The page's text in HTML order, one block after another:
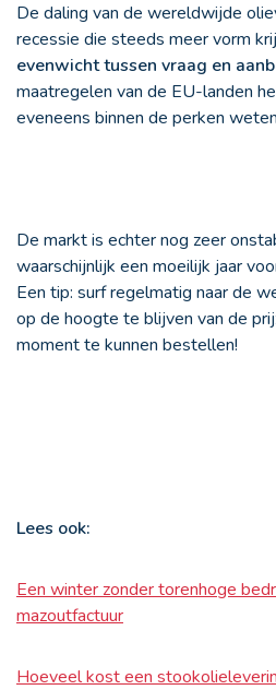
De daling van de wereldwijde
recessie die steeds meer vorm
evenwicht tussen vraag en
maatregelen van de EU-landen
eveneens binnen de perken
De markt is echter nog zeer
waarschijnlijk een moeilijk jaar
Een tip: surf regelmatig naar de
op de hoogte te blijven van de
moment te kunnen bestellen!
Lees ook:
Een winter zonder torenhoge
mazoutfactuur
Hoeveel kost een